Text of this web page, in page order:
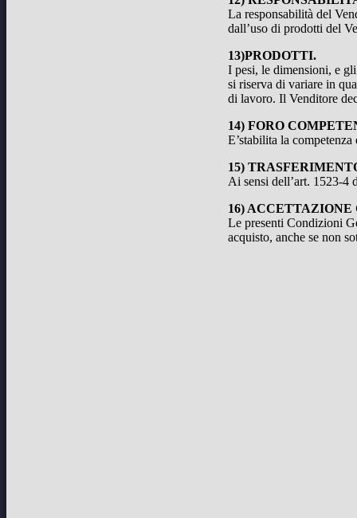
La responsabilità del
dall’uso di prodotti del
13)PRODOTTI.
I pesi, le dimensioni, e
si riserva di variare in
di lavoro. Il Venditore
14) FORO
E’stabilita la
15)
Ai sensi dell’art. 1523-4
16)
Le presenti Condizioni
acquisto, anche se non